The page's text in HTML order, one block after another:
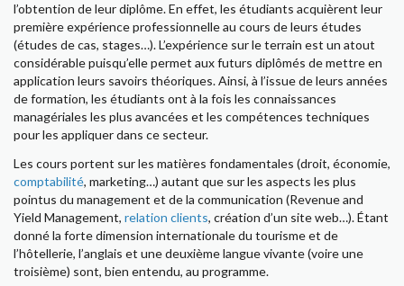
l’obtention de leur diplôme. En effet, les étudiants acquièrent leur
première expérience professionnelle au cours de leurs études
(études de cas, stages…). L’expérience sur le terrain est un atout
considérable puisqu’elle permet aux futurs diplômés de mettre en
application leurs savoirs théoriques. Ainsi, à l’issue de leurs années
de formation, les étudiants ont à la fois les connaissances
managériales les plus avancées et les compétences techniques
pour les appliquer dans ce secteur.
Les cours portent sur les matières fondamentales (droit, économie,
comptabilité, marketing…) autant que sur les aspects les plus
pointus du management et de la communication (Revenue and
Yield Management, relation clients, création d’un site web…). Étant
donné la forte dimension internationale du tourisme et de
l’hôtellerie, l’anglais et une deuxième langue vivante (voire une
troisième) sont, bien entendu, au programme.